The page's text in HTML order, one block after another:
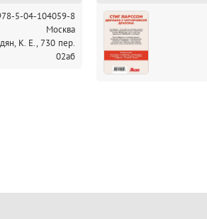
в конце концов, покушался на жизнь
И уж тем более он не мог
идиллически мирного городка.
5-04-104059-8
Москва
К. Е., 730 пер.
02аб